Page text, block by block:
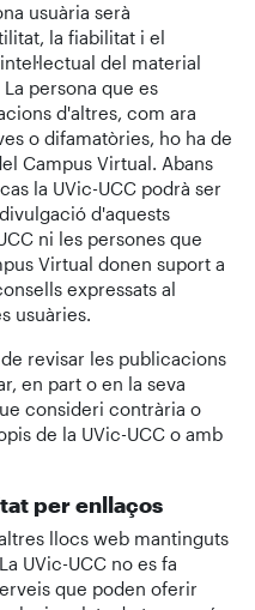
usuària serà
la fiabilitat i el
del material
persona que es
d'altres, com ara
o difamatòries, ho ha de
Campus Virtual. Abans
la UVic-UCC podrà ser
d'aquests
ni les persones que
Virtual donen suport a
expressats al
usuàries.
revisar les publicacions
en part o en la seva
consideri contrària o
de la UVic-UCC o amb
per enllaços
llocs web mantinguts
UVic-UCC no es fa
que poden oferir